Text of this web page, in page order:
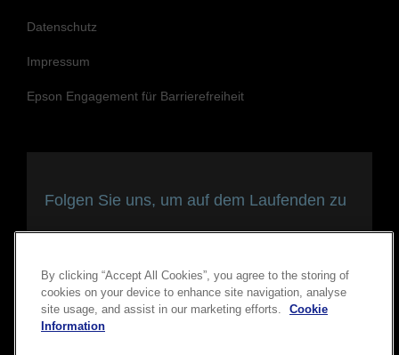
Datenschutz
Impressum
Epson Engagement für Barrierefreiheit
Folgen Sie uns, um auf dem Laufenden zu
By clicking “Accept All Cookies”, you agree to the storing of
cookies on your device to enhance site navigation, analyse
site usage, and assist in our marketing efforts.
Cookie
Information